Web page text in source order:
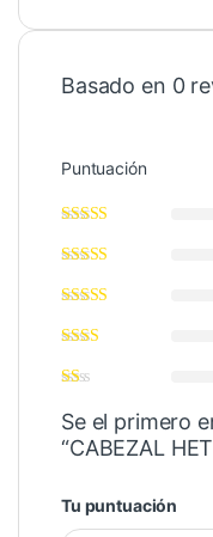
Basado en 0
Puntuación
Se el primero
“CABEZAL
Tu puntuación